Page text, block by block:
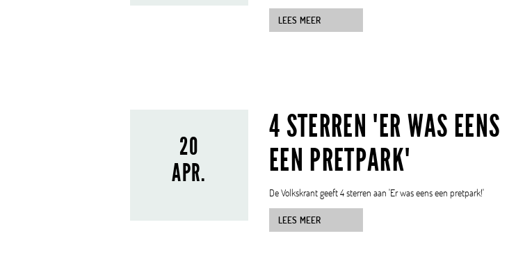
LEES MEER
20
APR.
4 STERREN 'ER WAS EENS
EEN PRETPARK'
De Volkskrant geeft 4 sterren aan 'Er was eens een pretpark!'
LEES MEER